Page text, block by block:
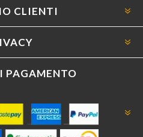
CLIENTI
PAGAMENTO